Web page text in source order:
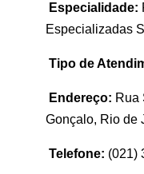
Especialidade:
Especializadas
Tipo de
Endereço: Rua
Gonçalo, Rio de
Telefone: (021)